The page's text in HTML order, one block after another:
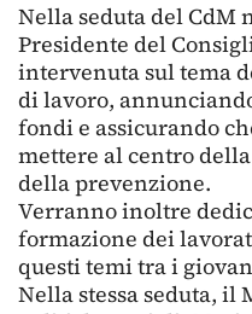
Nella seduta del CdM
Presidente del
intervenuta sul tema
di lavoro,
fondi e assicurando
mettere al centro
della prevenzione.
Verranno inoltre
formazione dei
questi temi tra i
Nella stessa seduta,